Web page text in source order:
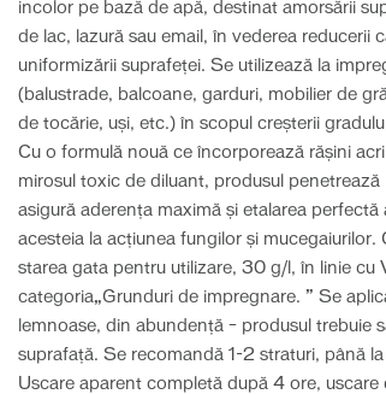
incolor pe bază de apă, destinat amorsării
de lac, lazură sau email, în vederea reducerii
uniformizării suprafeței. Se utilizează la
(balustrade, balcoane, garduri, mobilier de
de tocărie, uşi, etc.) în scopul creşterii
Cu o formulă nouă ce încorporează rășini
mirosul toxic de diluant, produsul
asigură aderența maximă și etalarea
acesteia la acțiunea fungilor și
starea gata pentru utilizare, 30 g/l, în linie
categoria„Grunduri de impregnare. ” Se
lemnoase, din abundenţă – produsul trebuie
suprafaţă. Se recomandă 1-2 straturi, până
Uscare aparent completă după 4 ore,